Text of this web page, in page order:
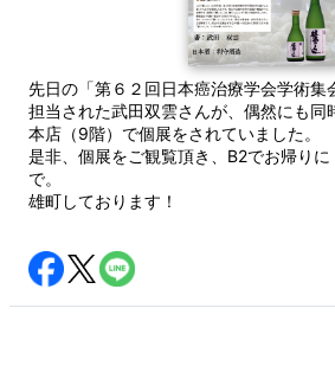
先日の「第６２回日本癌治療学会学術集
担当された武田双雲さんが、偶然にも同
本店（9階）で個展をされていました。
是非、個展をご観覧頂き、B2でお帰り
で。
雄町しております！